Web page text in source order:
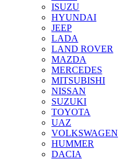
ISUZU
HYUNDAI
JEEP
LADA
LAND ROVER
MAZDA
MERCEDES
MITSUBISHI
NISSAN
SUZUKI
TOYOTA
UAZ
VOLKSWAGEN
HUMMER
DACIA